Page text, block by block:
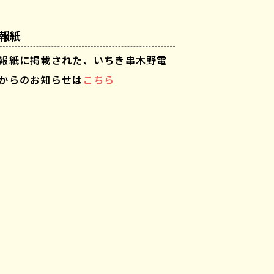
紙
紙に掲載された、いちき串木野電
らのお知らせは こちら